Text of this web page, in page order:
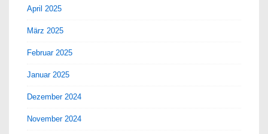
April 2025
März 2025
Februar 2025
Januar 2025
Dezember 2024
November 2024